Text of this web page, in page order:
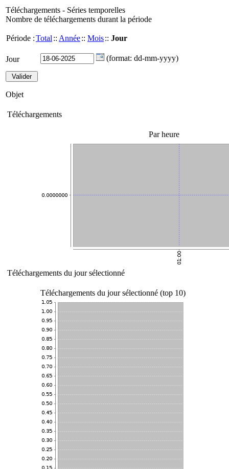
Téléchargements - Séries temporelles
Nombre de téléchargements durant la période
Période :Total :: Année:: Mois:: Jour
Jour (format: dd-mm-yyyy)
Objet
Téléchargements
Par heure
Téléchargements du jour sélectionné
Téléchargements du jour sélectionné (top 10)